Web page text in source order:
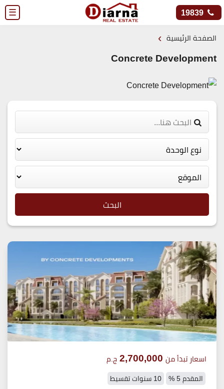
☰ 19839
الصفحة الرئيسية ›
Concrete Development
البحث
اسعار تبدأ من 2,700,000 ج.م
المقدم 5 % 10 سنوات تقسيط